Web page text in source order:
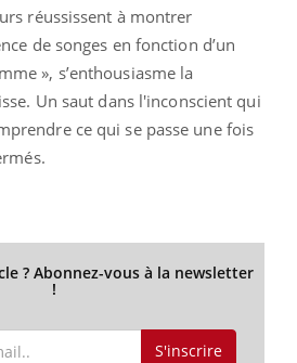
réussissent à montrer
de songes en fonction d’un
», s’enthousiasme la
Un saut dans l'inconscient qui
ce qui se passe une fois
? Abonnez-vous à la newsletter
!
S'inscrire